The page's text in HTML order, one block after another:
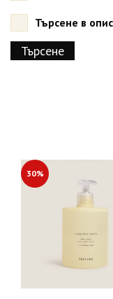
Търсене в
30%